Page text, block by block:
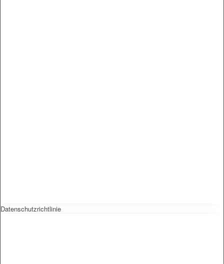
Datenschutzrichtlinie